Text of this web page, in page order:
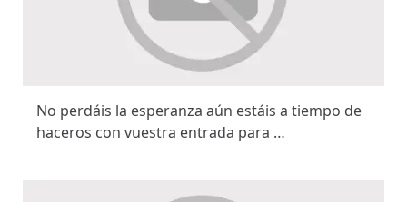
No perdáis la esperanza aún estáis a tiempo de
haceros con vuestra entrada para …